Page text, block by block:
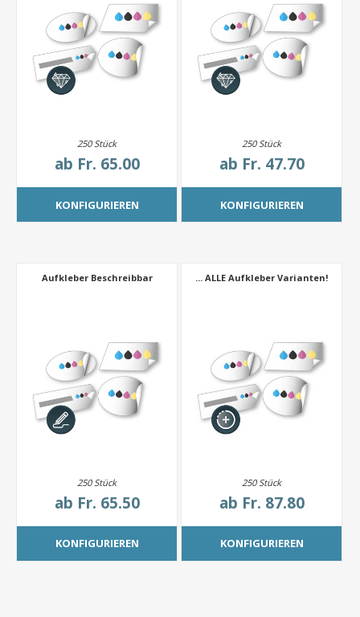
250 Stück
ab Fr. 65.00
KONFIGURIEREN
250 Stück
ab Fr. 47.70
KONFIGURIEREN
Aufkleber Beschreibbar
250 Stück
ab Fr. 65.50
KONFIGURIEREN
... ALLE Aufkleber Varianten!
250 Stück
ab Fr. 87.80
KONFIGURIEREN